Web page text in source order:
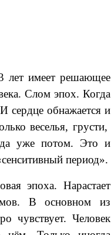
лет имеет решающее
Слом эпох. Когда
сердце обнажается и
веселья, грусти,
уже потом. Это и
период».
эпоха. Нарастает
В основном из
чувствует. Человек